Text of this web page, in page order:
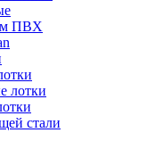
ПВХ
лотки
стали